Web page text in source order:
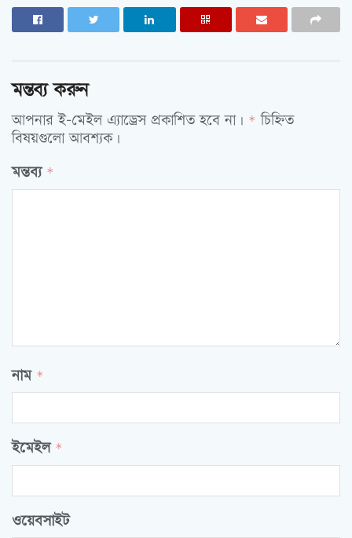
মন্তব্য করুন
আপনার ই-মেইল এ্যাড্রেস প্রকাশিত হবে না। * চিহ্নিত
বিষয়গুলো আবশ্যক।
মন্তব্য *
নাম *
ইমেইল *
ওয়েবসাইট